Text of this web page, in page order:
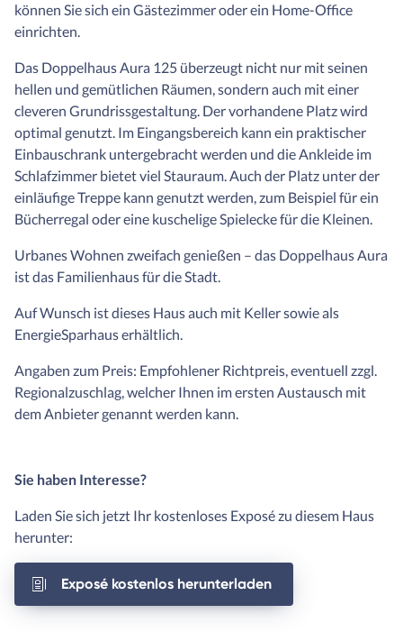
können Sie sich ein Gästezimmer oder ein Home-Office
einrichten.
Das Doppelhaus Aura 125 überzeugt nicht nur mit seinen
hellen und gemütlichen Räumen, sondern auch mit einer
cleveren Grundrissgestaltung. Der vorhandene Platz wird
optimal genutzt. Im Eingangsbereich kann ein praktischer
Einbauschrank untergebracht werden und die Ankleide im
Schlafzimmer bietet viel Stauraum. Auch der Platz unter der
einläufige Treppe kann genutzt werden, zum Beispiel für ein
Bücherregal oder eine kuschelige Spielecke für die Kleinen.
Urbanes Wohnen zweifach genießen – das Doppelhaus Aura
ist das Familienhaus für die Stadt.
Auf Wunsch ist dieses Haus auch mit Keller sowie als
EnergieSparhaus erhältlich.
Angaben zum Preis: Empfohlener Richtpreis, eventuell zzgl.
Regionalzuschlag, welcher Ihnen im ersten Austausch mit
dem Anbieter genannt werden kann.
Sie haben Interesse?
Laden Sie sich jetzt Ihr kostenloses Exposé zu diesem Haus
herunter:
Exposé kostenlos herunterladen